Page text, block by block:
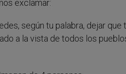
exclamar:
según tu palabra, dejar
a la vista de todos los